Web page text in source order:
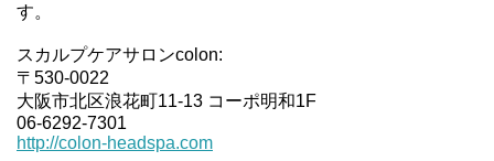
す。
スカルプケアサロンcolon:
〒530-0022
大阪市北区浪花町11-13 コーポ明和1F
06-6292-7301
http://colon-headspa.com